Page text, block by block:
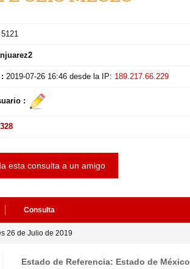
5121
2019-07-26 16:46 desde la IP: 189.217.66.229
:
esta consulta a un amigo
Consulta
26 de Julio de 2019
Estado de Referencia: Estado de México